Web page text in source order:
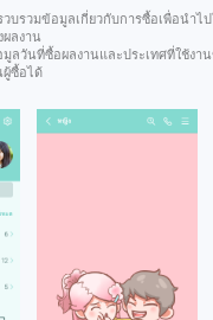
วบรวมข้อมูลเกี่ยวกับการซื้อเพื่อนำไ
ผลงาน
มูลวันที่ซื้อผลงานและประเทศที่ใช้ง
ผู้ซื้อได้